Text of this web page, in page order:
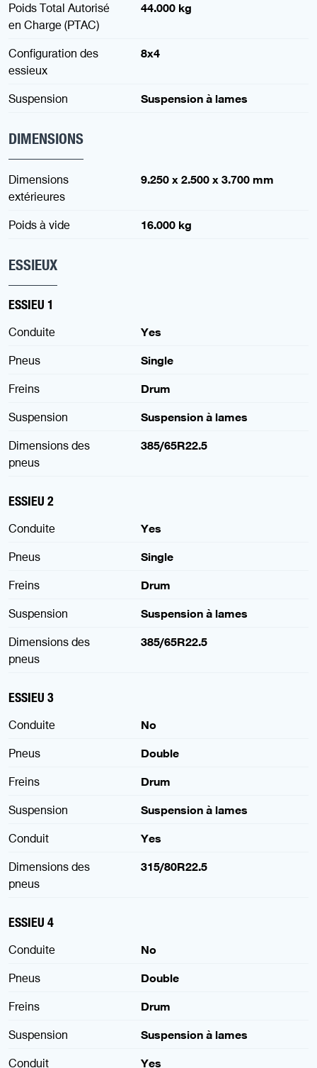
Poids Total Autorisé
en Charge (PTAC)
44.000 kg
Configuration des
essieux
8x4
Suspension Suspension à lames
DIMENSIONS
Dimensions
extérieures
9.250 x 2.500 x 3.700 mm
Poids à vide 16.000 kg
ESSIEUX
ESSIEU 1
Conduite
Yes
Pneus
Single
Freins
Drum
Suspension
Suspension à lames
Dimensions des
pneus
385/65R22.5
ESSIEU 2
Conduite
Yes
Pneus
Single
Freins
Drum
Suspension
Suspension à lames
Dimensions des
pneus
385/65R22.5
ESSIEU 3
Conduite
No
Pneus
Double
Freins
Drum
Suspension
Suspension à lames
Conduit
Yes
Dimensions des
pneus
315/80R22.5
ESSIEU 4
Conduite
No
Pneus
Double
Freins
Drum
Suspension
Suspension à lames
Conduit
Yes